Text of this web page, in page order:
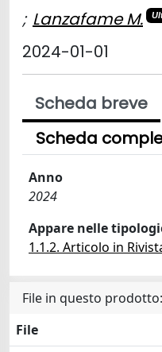
; Lanzafame M.
2024-01-01
Scheda breve
Scheda
Anno
2024
Appare nelle
1.1.2. Articolo in
File in questo prodotto:
File